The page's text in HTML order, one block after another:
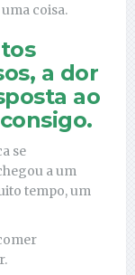
coisa.
a dor
ao
se
a um
tempo, um